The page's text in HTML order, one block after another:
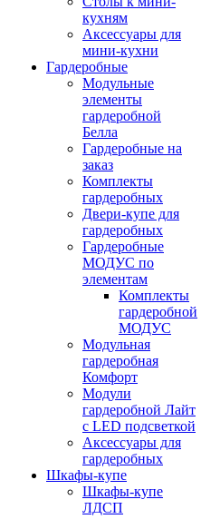
кухням
Аксессуары для
мини-кухни
Гардеробные
Модульные
элементы
гардеробной
Белла
Гардеробные на
заказ
Комплекты
гардеробных
Двери-купе для
гардеробных
Гардеробные
МОДУС по
элементам
Комплекты
гардеробной
МОДУС
Модульная
гардеробная
Комфорт
Модули
гардеробной Лайт
с LED подсветкой
Аксессуары для
гардеробных
Шкафы-купе
Шкафы-купе
ЛДСП